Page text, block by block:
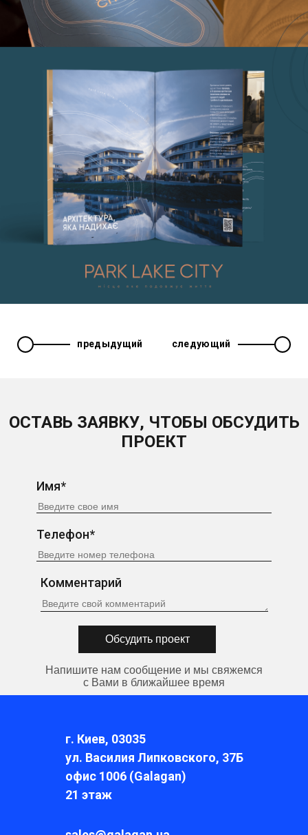
предыдущий следующий
ОСТАВЬ ЗАЯВКУ, ЧТОБЫ ОБСУДИТЬ
ПРОЕКТ
Имя*
Телефон*
Комментарий
Напишите нам сообщение и мы свяжемся
с Вами в ближайшее время
г. Киев, 03035
ул. Василия Липковского, 37Б
офис 1006 (Galagan)
21 этаж